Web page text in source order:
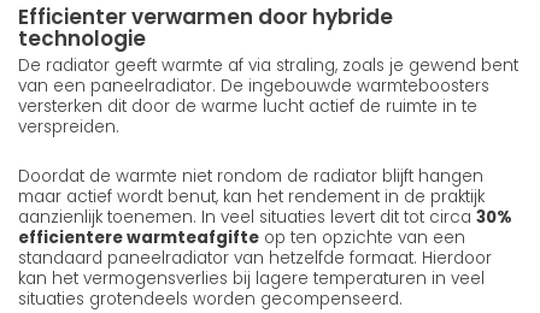
Efficienter verwarmen door hybride
technologie
De radiator geeft warmte af via straling, zoals je gewend bent
van een paneelradiator. De ingebouwde warmteboosters
versterken dit door de warme lucht actief de ruimte in te
verspreiden.
Doordat de warmte niet rondom de radiator blijft hangen
maar actief wordt benut, kan het rendement in de praktijk
aanzienlijk toenemen. In veel situaties levert dit tot circa 30%
efficientere warmteafgifte op ten opzichte van een
standaard paneelradiator van hetzelfde formaat. Hierdoor
kan het vermogensverlies bij lagere temperaturen in veel
situaties grotendeels worden gecompenseerd.